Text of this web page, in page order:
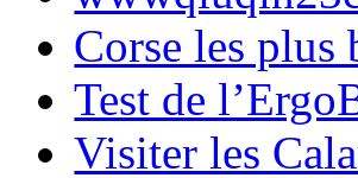
Corse les plus
Test de
Visiter les